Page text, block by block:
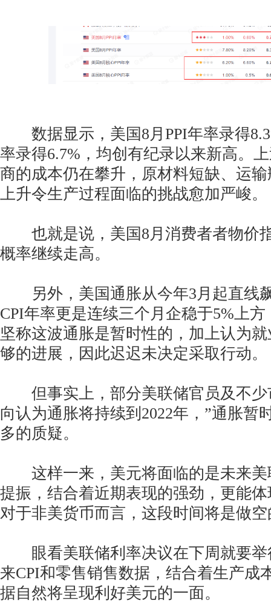
数据显示，美国8月PPI年率录得
率录得6.7%，均创有纪录以来新高。
商的成本仍在攀升，原材料短缺、运
上升令生产过程面临的挑战愈加严峻。
也就是说，美国8月消费者者物价
概率继续走高。
另外，美国通胀从今年3月起直线
CPI年率更是连续三个月企稳于5%上
坚称这波通胀是暂时性的，加上认为
够的进展，因此迟迟未决定采取行动。
但事实上，部分美联储官员及不少
向认为通胀将持续到2022年，”通胀暂
多的质疑。
这样一来，美元将面临的是未来美
提振，结合着近期表现的强劲，更能
对于非美货币而言，这段时间将是做
眼看美联储利率决议在下周就要举
来CPI和零售销售数据，结合着生产成
据自然将呈现利好美元的一面。